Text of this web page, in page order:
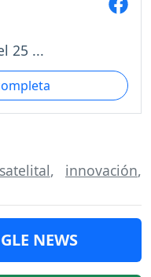
25 ...
, innovación,
NEWS